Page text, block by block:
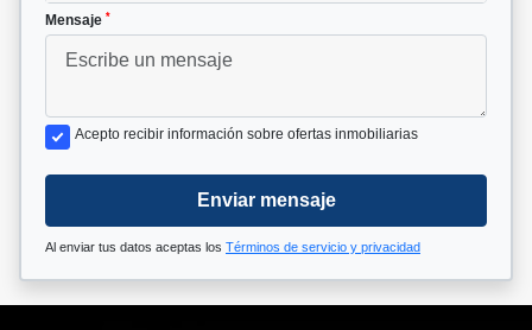
Mensaje *
Acepto recibir información sobre ofertas inmobiliarias
Enviar mensaje
Al enviar tus datos aceptas los Términos de servicio y privacidad